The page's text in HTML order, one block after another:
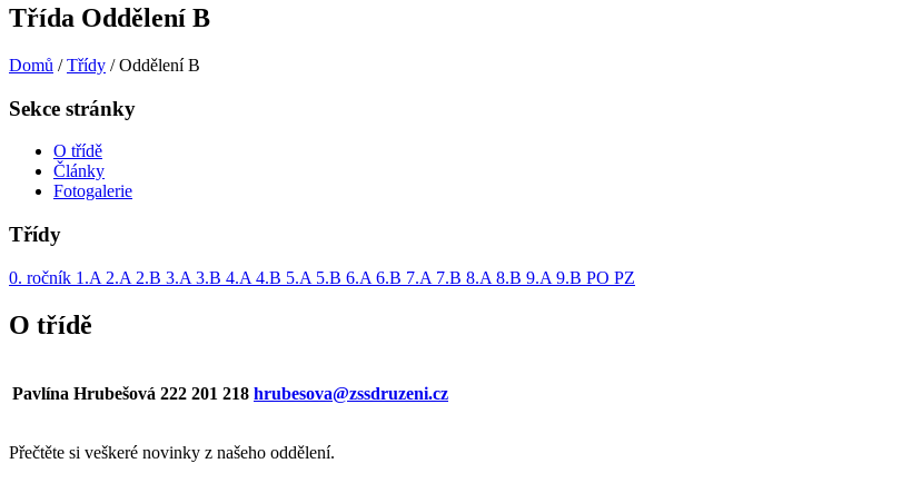
Třída Oddělení B
Domů / Třídy / Oddělení B
Sekce stránky
O třídě
Články
Fotogalerie
Třídy
0. ročník 1.A 2.A 2.B 3.A 3.B 4.A 4.B 5.A 5.B 6.A 6.B 7.A 7.B 8.A 8.B 9.A 9.B PO PZ
O třídě
Pavlína Hrubešová 222 201 218 hrubesova@zssdruzeni.cz
Přečtěte si veškeré novinky z našeho oddělení.